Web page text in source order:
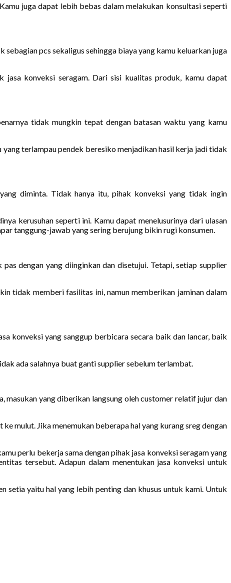
juga dapat lebih bebas dalam melakukan konsultasi seperti
pcs sekaligus sehingga biaya yang kamu keluarkan juga
jasa konveksi seragam. Dari sisi kualitas produk, kamu dapat
tidak mungkin tepat dengan batasan waktu yang kamu
terlampau pendek beresiko menjadikan hasil kerja jadi tidak
diminta. Tidak hanya itu, pihak konveksi yang tidak ingin
kerusuhan seperti ini. Kamu dapat menelusurinya dari ulasan
tanggung-jawab yang sering berujung bikin rugi konsumen.
dengan yang diinginkan dan disetujui. Tetapi, setiap supplier
tidak memberi fasilitas ini, namun memberikan jaminan dalam
konveksi yang sanggup berbicara secara baik dan lancar, baik
ada salahnya buat ganti supplier sebelum terlambat.
masukan yang diberikan langsung oleh customer relatif jujur dan
mulut. Jika menemukan beberapa hal yang kurang sreg dengan
perlu bekerja sama dengan pihak jasa konveksi seragam yang
tersebut. Adapun dalam menentukan jasa konveksi untuk
setia yaitu hal yang lebih penting dan khusus untuk kami. Untuk